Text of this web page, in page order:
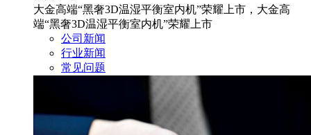
大金高端“黑奢3D温湿平衡室内机”荣耀上市，大金高
端“黑奢3D温湿平衡室内机”荣耀上市
公司新闻
行业新闻
常见问题